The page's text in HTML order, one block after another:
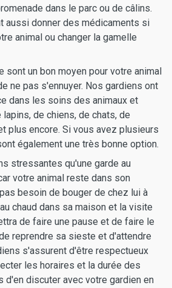
dans le parc ou de câlins.
aussi donner des médicaments si
animal ou changer la gamelle
un bon moyen pour votre animal
ne pas s'ennuyer. Nos gardiens ont
dans les soins des animaux et
de chiens, de chats, de
plus encore. Si vous avez plusieurs
également une très bonne option.
stressantes qu'une garde au
votre animal reste dans son
besoin de bouger de chez lui à
chaud dans sa maison et la visite
de faire une pause et de faire le
reprendre sa sieste et d'attendre
s'assurent d'être respectueux
les horaires et la durée des
discuter avec votre gardien en